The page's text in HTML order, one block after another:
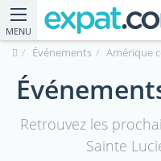
MENU
Événements Amérique
Retrouvez les
Sainte